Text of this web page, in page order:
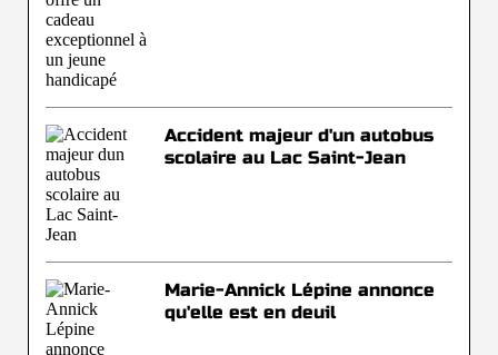
Accident majeur d'un autobus
scolaire au Lac Saint-Jean
Marie-Annick Lépine annonce
qu'elle est en deuil